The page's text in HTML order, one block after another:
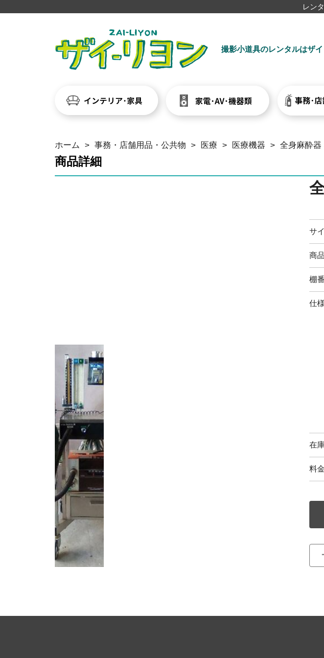
レン
撮影小道具のレンタルはザ
ホーム > 事務・店舗用品・公共物 > 医療 > 医療機器 > 全身麻酔器
商品詳細
サ
商
棚
仕様
在
料金